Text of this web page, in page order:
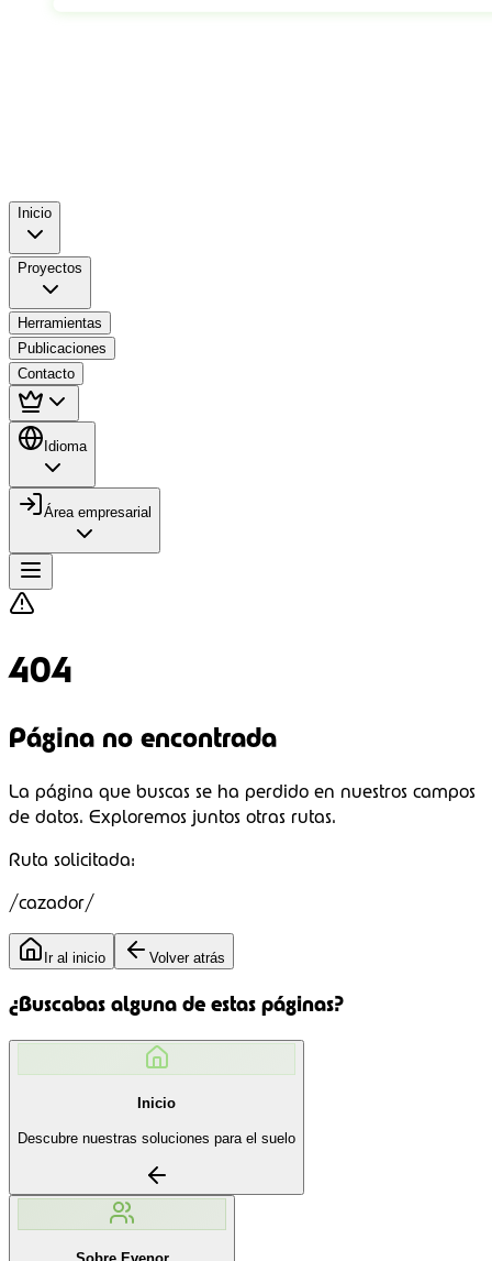
Inicio
Proyectos
Herramientas
Publicaciones
Contacto
Idioma
Área empresarial
404
Página no encontrada
La página que buscas se ha perdido en nuestros campos
de datos. Exploremos juntos otras rutas.
Ruta solicitada:
/cazador/
Ir al inicio Volver atrás
¿Buscabas alguna de estas páginas?
Inicio
Descubre nuestras soluciones para el suelo